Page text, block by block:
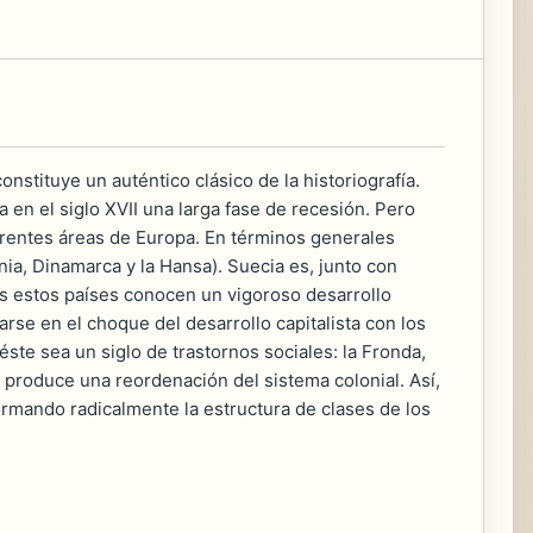
un auténtico clásico de la historiografía.
el siglo XVII una larga fase de recesión. Pero
áreas de Europa. En términos generales
Dinamarca y la Hansa). Suecia es, junto con
estos países conocen un vigoroso desarrollo
en el choque del desarrollo capitalista con los
sea un siglo de trastornos sociales: la Fronda,
una reordenación del sistema colonial. Así,
radicalmente la estructura de clases de los